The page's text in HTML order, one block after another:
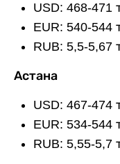
USD: 468-471
EUR: 540-544
RUB: 5,5-5,67
Астана
USD: 467-474
EUR: 534-544
RUB: 5,55-5,7